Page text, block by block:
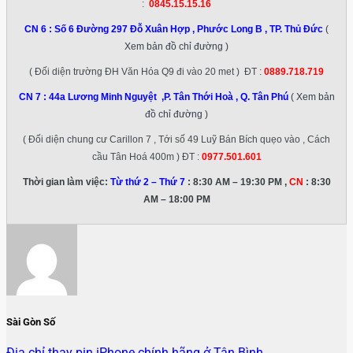
: 0845.15.15.16
CN 6 : Số 6 Đường 297 Đỗ Xuân Hợp , Phước Long B , TP. Thủ Đức (
Xem bản đồ chỉ đường )
( Đối diện trường ĐH Văn Hóa Q9 đi vào 20 met ) ĐT : 0889.718.719
CN 7 : 44a Lương Minh Nguyệt ,P. Tân Thới Hoà , Q. Tân Phú ( Xem bản
đồ chỉ đường )
( Đối diện chung cư Carillon 7 , Tới số 49 Luỹ Bán Bích quẹo vào , Cách
cầu Tân Hoá 400m ) ĐT : 0977.501.601
Thời gian làm việc: Từ thứ 2 – Thứ 7: 8:30 AM – 19:30 PM , CN : 8:30
AM – 18:00 PM
Sài Gòn Số